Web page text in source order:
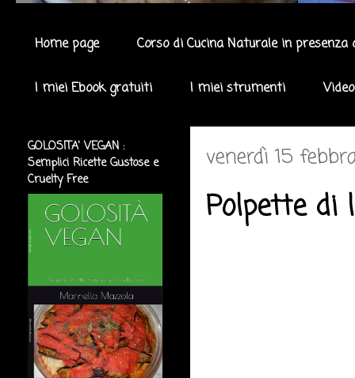
Home page Corso di Cucina Naturale in presenza
I miei Ebook gratuiti I miei strumenti
venerdì 15
Polpette di
GOLOSITA' VEGAN :
Semplici Ricette Gustose e
Cruelty Free